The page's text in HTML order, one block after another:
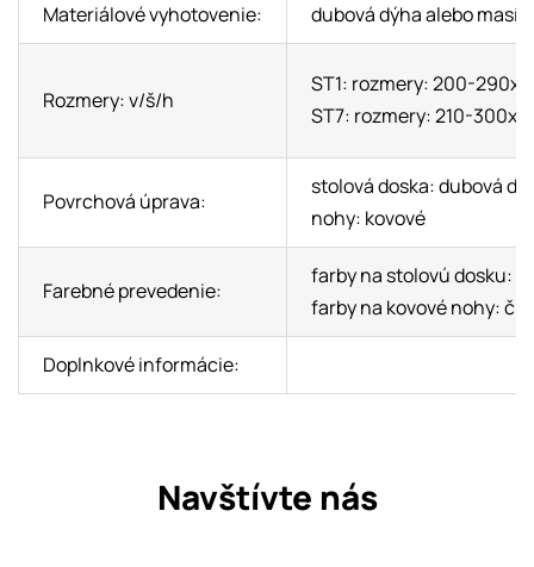
Materiálové vyhotovenie: dubová dýha alebo
Rozmery: v/š/h
ST1: rozmery: 200-
ST7: rozmery: 210-
Povrchová úprava:
stolová doska: dubová
nohy: kovové
Farebné prevedenie:
farby na stolovú dosku:
farby na kovové nohy:
Doplnkové informácie:
Navštívte nás